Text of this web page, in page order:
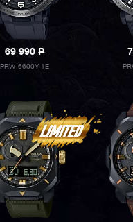
69 990P
PRW-6600Y-1E